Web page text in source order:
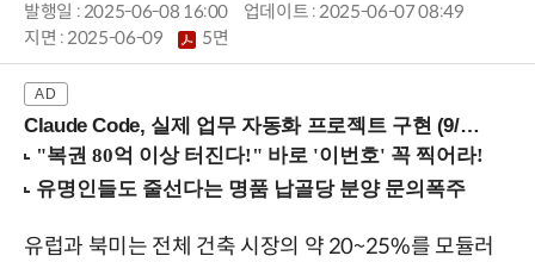
발행일 : 2025-06-08 16:00
업데이트 : 2025-06-07 08:49
지면 :2025-06-09 5면
Claude Code, 실제 업무 자동화 프로젝트 구현 (9/16 ~17 강남역)
유럽과 북미는 전체 건축 시장의 약 20~25%를 모듈러